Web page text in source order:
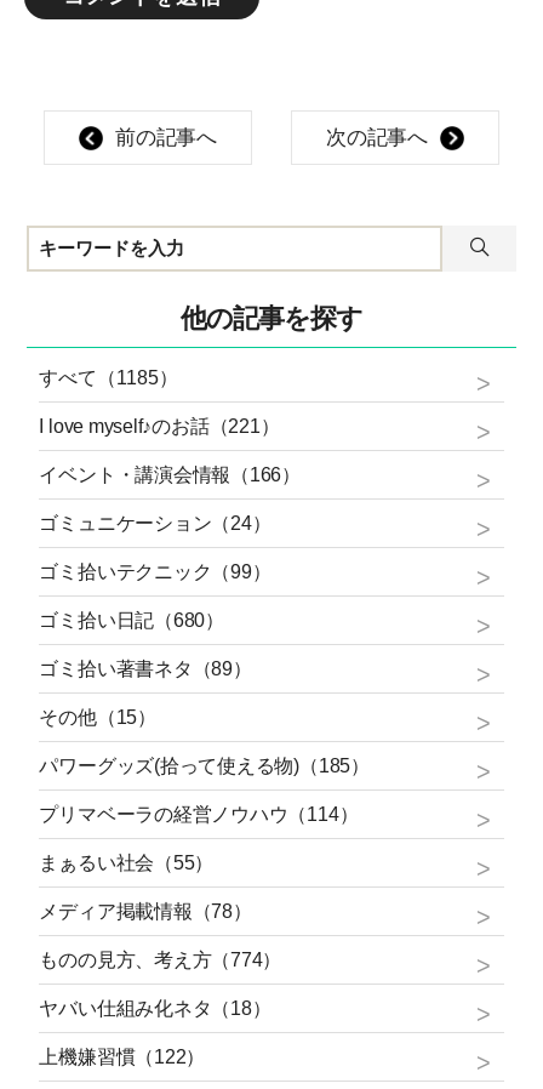
前の記事へ 次の記事へ
他の記事を探す
すべて（1185）
I love myself♪のお話（221）
イベント・講演会情報（166）
ゴミュニケーション（24）
ゴミ拾いテクニック（99）
ゴミ拾い日記（680）
ゴミ拾い著書ネタ（89）
その他（15）
パワーグッズ(拾って使える物)（185）
プリマベーラの経営ノウハウ（114）
まぁるい社会（55）
メディア掲載情報（78）
ものの見方、考え方（774）
ヤバい仕組み化ネタ（18）
上機嫌習慣（122）